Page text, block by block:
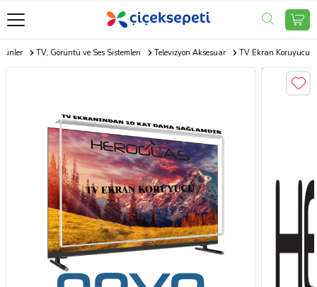
TV, Görüntü ve Ses Sistemleri Televizyon Aksesuar TV Ekran Koruyucu